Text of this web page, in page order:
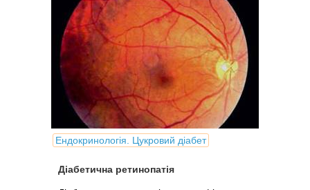
Ендокринологія. Цукровий діабет
Діабетична ретинопатія